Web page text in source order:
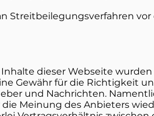
Streitbeilegungsverfahren
dieser Webseite
Gewähr für die Richtigkeit
und Nachrichten.
Meinung des Anbieters